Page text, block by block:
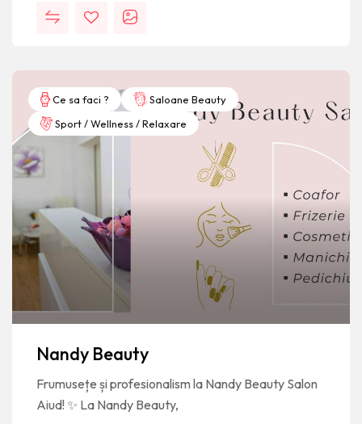
Ce sa faci ?
Saloane Beauty
Sport / Wellness / Relaxare
Nandy Beauty
Frumusețe și profesionalism la Nandy Beauty Salon
Aiud! ✨ La Nandy Beauty,